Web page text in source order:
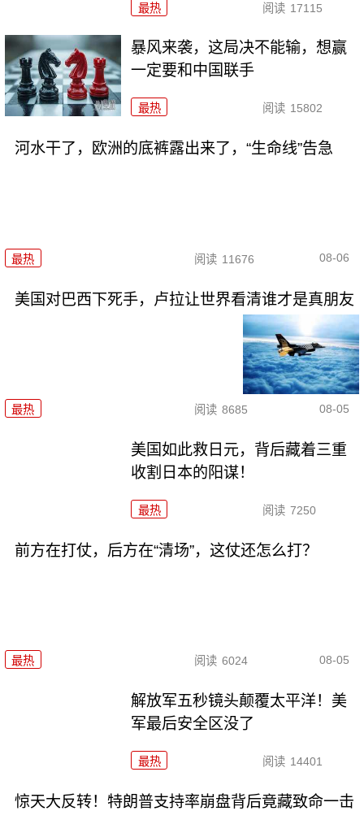
最热 阅读 17115
暴风来袭，这局决不能输，想赢
一定要和中国联手
最热 阅读 15802
河水干了，欧洲的底裤露出来了，“生命线”告急
最热 阅读 11676 08-06
美国对巴西下死手，卢拉让世界看清谁才是真朋友
最热 阅读 8685 08-05
美国如此救日元，背后藏着三重
收割日本的阳谋！
最热 阅读 7250
前方在打仗，后方在“清场”，这仗还怎么打？
最热 阅读 6024 08-05
解放军五秒镜头颠覆太平洋！美
军最后安全区没了
最热 阅读 14401
惊天大反转！特朗普支持率崩盘背后竟藏致命一击